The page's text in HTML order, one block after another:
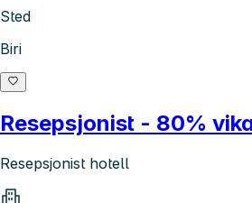
Sted
Biri
Resepsjonist - 80%
Resepsjonist hotell